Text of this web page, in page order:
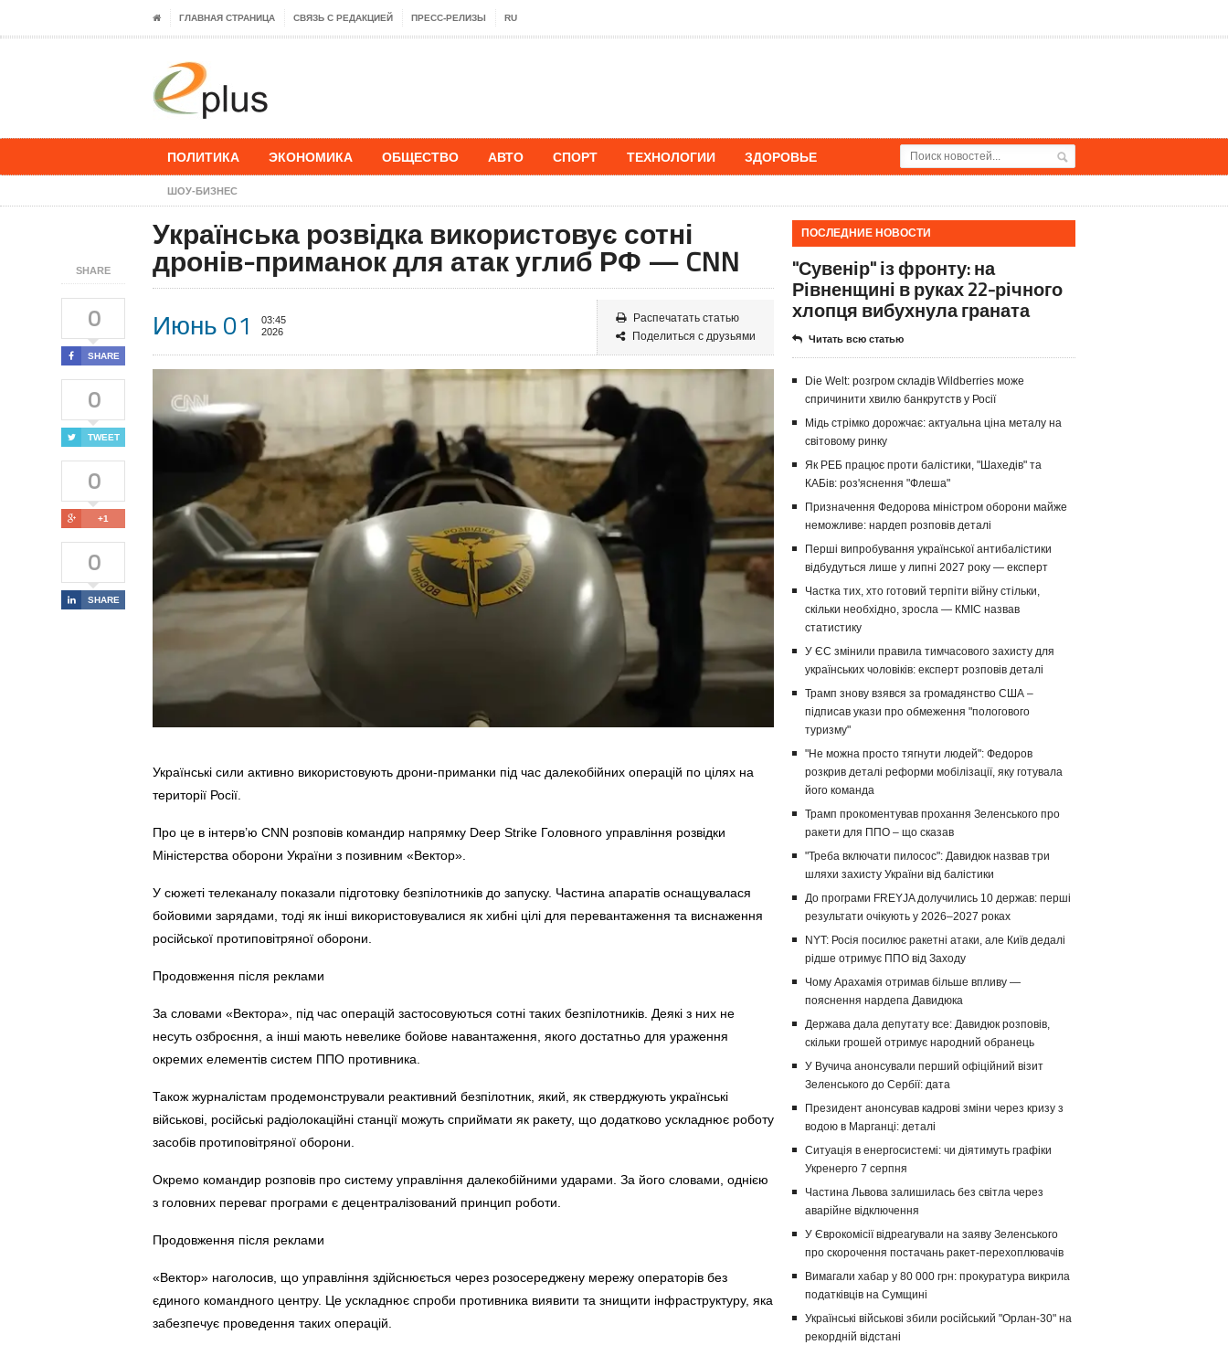
ГЛАВНАЯ СТРАНИЦА СВЯЗЬ С РЕДАКЦИЕЙ ПРЕСС-РЕЛИЗЫ RU
ПОЛИТИКА ЭКОНОМИКА ОБЩЕСТВО АВТО СПОРТ ТЕХНОЛОГИИ ЗДОРОВЬЕ
ШОУ-БИЗНЕС
SHARE
0
SHARE
0
TWEET
0
+1
0
SHARE
Українська розвідка використовує сотні
дронів-приманок для атак углиб РФ — CNN
Июнь 01
03:45
2026
Распечатать статью
Поделиться с друзьями
Українські сили активно використовують дрони-приманки під час далекобійних операцій по цілях на
території Росії.
Про це в інтерв’ю CNN розповів командир напрямку Deep Strike Головного управління розвідки
Міністерства оборони України з позивним «Вектор».
У сюжеті телеканалу показали підготовку безпілотників до запуску. Частина апаратів оснащувалася
бойовими зарядами, тоді як інші використовувалися як хибні цілі для перевантаження та виснаження
російської протиповітряної оборони.
Продовження після реклами
За словами «Вектора», під час операцій застосовуються сотні таких безпілотників. Деякі з них не
несуть озброєння, а інші мають невелике бойове навантаження, якого достатньо для ураження
окремих елементів систем ППО противника.
Також журналістам продемонстрували реактивний безпілотник, який, як стверджують українські
військові, російські радіолокаційні станції можуть сприймати як ракету, що додатково ускладнює роботу
засобів протиповітряної оборони.
Окремо командир розповів про систему управління далекобійними ударами. За його словами, однією
з головних переваг програми є децентралізований принцип роботи.
Продовження після реклами
«Вектор» наголосив, що управління здійснюється через розосереджену мережу операторів без
єдиного командного центру. Це ускладнює спроби противника виявити та знищити інфраструктуру, яка
забезпечує проведення таких операцій.
ПОСЛЕДНИЕ НОВОСТИ
"Сувенір" із фронту: на
Рівненщині в руках 22-річного
хлопця вибухнула граната
Читать всю статью
Die Welt: розгром складів Wildberries може
спричинити хвилю банкрутств у Росії
Мідь стрімко дорожчає: актуальна ціна металу на
світовому ринку
Як РЕБ працює проти балістики, "Шахедів" та
КАБів: роз'яснення "Флеша"
Призначення Федорова міністром оборони майже
неможливе: нардеп розповів деталі
Перші випробування української антибалістики
відбудуться лише у липні 2027 року — експерт
Частка тих, хто готовий терпіти війну стільки,
скільки необхідно, зросла — КМІС назвав
статистику
У ЄС змінили правила тимчасового захисту для
українських чоловіків: експерт розповів деталі
Трамп знову взявся за громадянство США –
підписав укази про обмеження "пологового
туризму"
"Не можна просто тягнути людей": Федоров
розкрив деталі реформи мобілізації, яку готувала
його команда
Трамп прокоментував прохання Зеленського про
ракети для ППО – що сказав
"Треба включати пилосос": Давидюк назвав три
шляхи захисту України від балістики
До програми FREYJA долучились 10 держав: перші
результати очікують у 2026–2027 роках
NYT: Росія посилює ракетні атаки, але Київ дедалі
рідше отримує ППО від Заходу
Чому Арахамія отримав більше впливу —
пояснення нардепа Давидюка
Держава дала депутату все: Давидюк розповів,
скільки грошей отримує народний обранець
У Вучича анонсували перший офіційний візит
Зеленського до Сербії: дата
Президент анонсував кадрові зміни через кризу з
водою в Марганці: деталі
Ситуація в енергосистемі: чи діятимуть графіки
Укренерго 7 серпня
Частина Львова залишилась без світла через
аварійне відключення
У Єврокомісії відреагували на заяву Зеленського
про скорочення постачань ракет-перехоплювачів
Вимагали хабар у 80 000 грн: прокуратура викрила
податківців на Сумщині
Українські військові збили російський "Орлан-30" на
рекордній відстані